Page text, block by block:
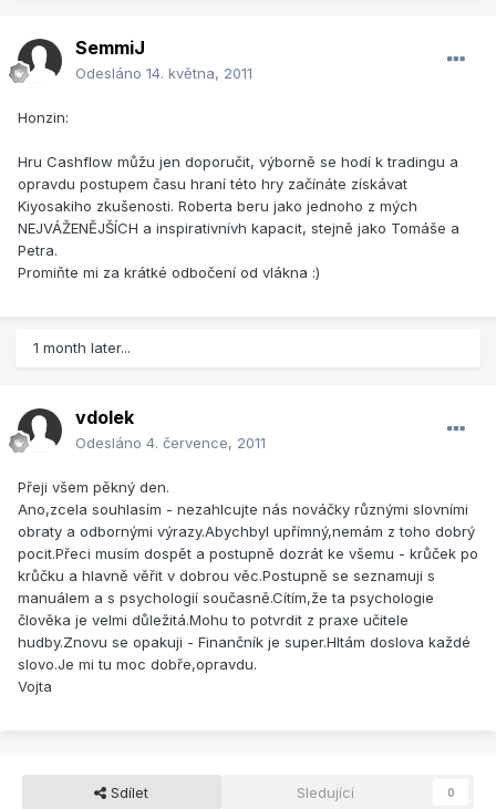
SemmiJ
Odesláno 14. května, 2011
Honzin:
Hru Cashflow můžu jen doporučit, výborně se hodí k tradingu a
opravdu postupem času hraní této hry začínáte získávat
Kiyosakiho zkušenosti. Roberta beru jako jednoho z mých
NEJVÁŽENĚJŠÍCH a inspirativnívh kapacit, stejně jako Tomáše a
Petra.
Promiňte mi za krátké odbočení od vlákna :)
1 month later...
vdolek
Odesláno 4. července, 2011
Přeji všem pěkný den.
Ano,zcela souhlasím - nezahlcujte nás nováčky různými slovními
obraty a odbornými výrazy.Abychbyl upřímný,nemám z toho dobrý
pocit.Přeci musím dospět a postupně dozrát ke všemu - krůček po
krůčku a hlavně věřit v dobrou věc.Postupně se seznamuji s
manuálem a s psychologií současně.Cítím,že ta psychologie
člověka je velmi důležitá.Mohu to potvrdit z praxe učitele
hudby.Znovu se opakuji - Finančník je super.Hltám doslova každé
slovo.Je mi tu moc dobře,opravdu.
Vojta
Sdílet Sledující 0